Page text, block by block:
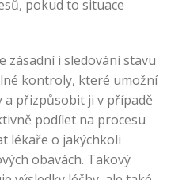
pokud to situace
zásadní i sledování stavu
kontroly, které umožní
přizpůsobit ji v případě
podílet na procesu
lékaře o jakýchkoli
obavách. Takový